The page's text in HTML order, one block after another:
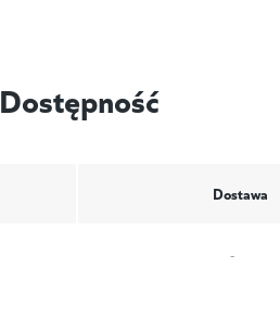
Dostępność
Dostawa
-